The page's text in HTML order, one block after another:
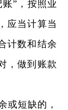
”，按照业
应当计算当
计数和结余
，做到账款
或短缺的，